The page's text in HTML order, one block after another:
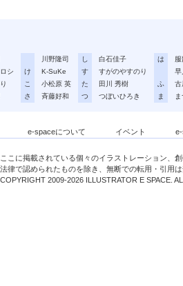
シ
川野隆司
け
K-SuKe
こ
小松原 英
さ
斉藤好和
し
白石佳子
す
すがのやすのり
た
田川 秀樹
つ
つぼいひろき
は
早
ふ
古
ま
e-spaceについて イベント
ここに掲載されている個々のイラストレーション、
法律で認められたものを除き、無断での転用・引用
COPYRIGHT 2009-2026 ILLUSTRATOR E SPACE.